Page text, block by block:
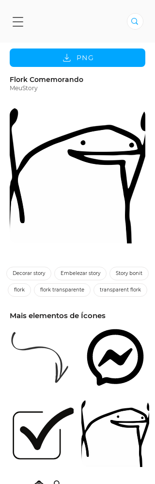
PNG
Flork Comemorando
MeuStory
Decorar story Embelezar story Story bonit
flork flork transparente transparent flork
Mais elementos de Ícones